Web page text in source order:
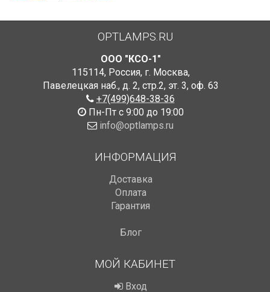
OPTLAMPS.RU
ООО "КСО-1"
115114, Россия, г. Москва,
Павелецкая наб., д. 2, стр.2, эт. 3, оф. 63
+7(499)648-38-36
Пн-Пт с 9:00 до 19:00
info@optlamps.ru
ИНФОРМАЦИЯ
Доставка
Оплата
Гарантия
Блог
МОЙ КАБИНЕТ
Вход